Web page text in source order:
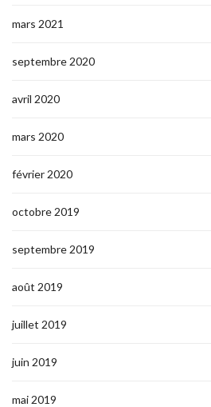
mars 2021
septembre 2020
avril 2020
mars 2020
février 2020
octobre 2019
septembre 2019
août 2019
juillet 2019
juin 2019
mai 2019